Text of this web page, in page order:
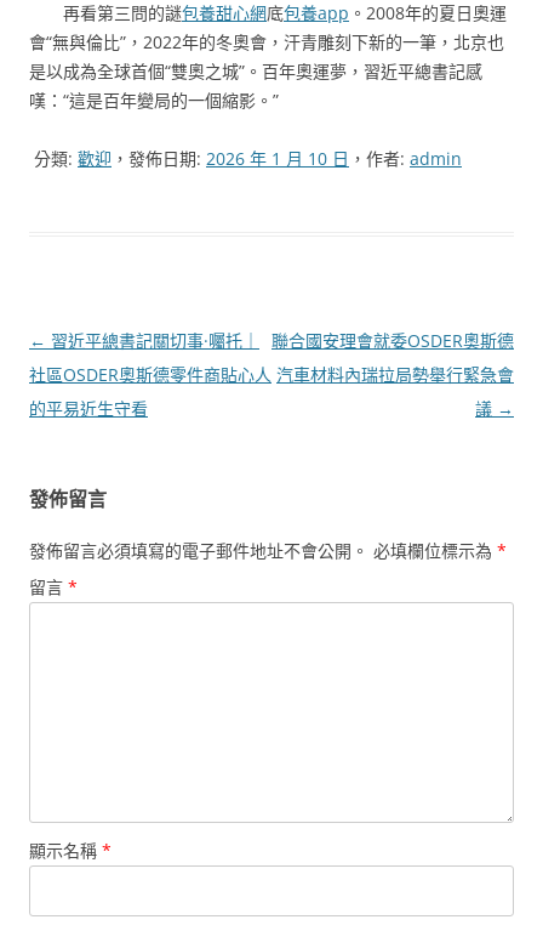
再看第三問的謎包養甜心網底包養app 。2008年的夏日奧運
會“無與倫比”，2022年的冬奧會，汗青雕刻下新的一筆，北京也
是以成為全球首個“雙奧之城”。百年奧運夢，習近平總書記感
嘆：“這是百年變局的一個縮影。”
分類: 歡迎 ，發佈日期: 2026 年 1 月 10 日 ，作者: admin
文
章
導
← 習近平總書記關切事·囑托｜
社區OSDER奧斯德零件商貼心人
的平易近生守看
聯合國安理會就委OSDER奧斯德
汽車材料內瑞拉局勢舉行緊急會
議 →
發佈留言
發佈留言必須填寫的電子郵件地址不會公開。 必填欄位標示為 *
留言 *
顯示名稱 *